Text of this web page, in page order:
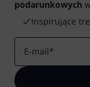
podarunkowych
Inspirujące
E-mail*